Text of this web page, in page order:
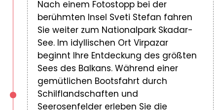
Nach einem Fotostopp bei der
berühmten Insel Sveti Stefan fahren
Sie weiter zum Nationalpark Skadar-
See. Im idyllischen Ort Virpazar
beginnt Ihre Entdeckung des größten
Sees des Balkans. Während einer
gemütlichen Bootsfahrt durch
Schilflandschaften und
Seerosenfelder erleben Sie die